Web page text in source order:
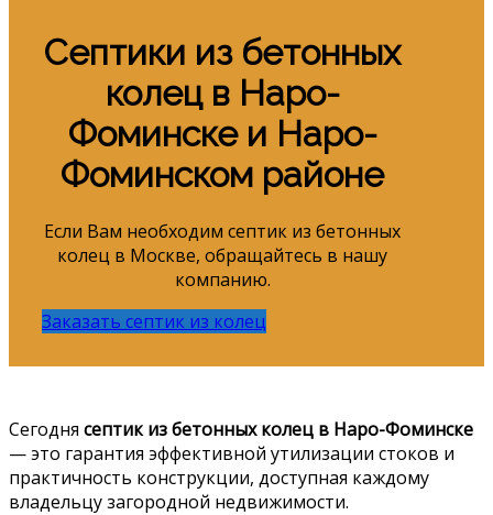
Септики из бетонных
колец в Наро-
Фоминске и Наро-
Фоминском районе
Если Вам необходим септик из бетонных
колец в Москве, обращайтеcь в нашу
компанию.
Заказать септик из колец
Сегодня септик из бетонных колец в Наро-Фоминске
— это гарантия эффективной утилизации стоков и
практичность конструкции, доступная каждому
владельцу загородной недвижимости.